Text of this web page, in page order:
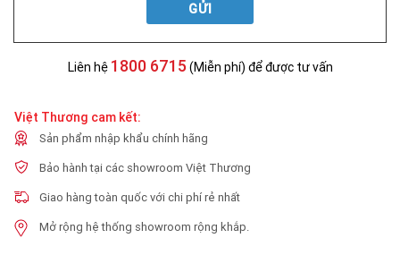
GỬI
Liên hệ 1800 6715 (Miễn phí) để được tư vấn
Việt Thương cam kết:
Sản phẩm nhập khẩu chính hãng
Bảo hành tại các showroom Việt Thương
Giao hàng toàn quốc với chi phí rẻ nhất
Mở rộng hệ thống showroom rộng khắp.